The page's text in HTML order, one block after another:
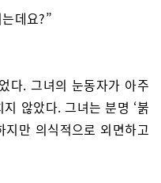
데요?”
다. 그녀의 눈동자가 아주
않았다. 그녀는 분명 ‘붉
만 의식적으로 외면하고